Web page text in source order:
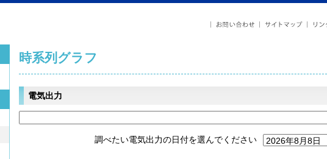
時系列グラフ
電気出力
調べたい電気出力の日付を選んでください